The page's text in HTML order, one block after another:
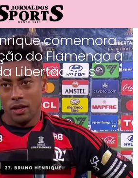
comemora
do Flamengo à
Libertadores